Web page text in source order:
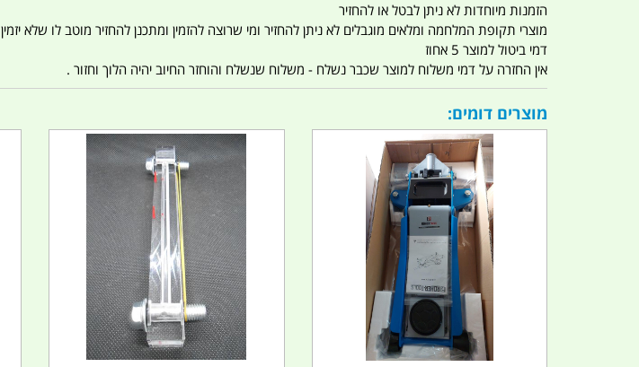
הזמנות מיוחדות לא ניתן לבטל או להחזיר
מוצרי תקופת המלחמה ומלאים מוגבלים לא ניתן להחזיר ומי שרוצה להזמין ומתכנן להחזיר מוטב לו שלא יזמין
דמי ביטול למוצר 5 אחוז
אין החזרה על דמי משלוח למוצר שכבר נשלח - משלוח שנשלח והוחזר החיוב יהיה הלוך וחזור .
מוצרים דומים: